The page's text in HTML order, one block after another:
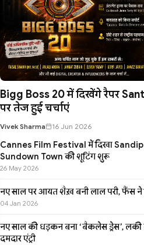
Bigg Boss 20 में दिखेंगे रैपर
पर तेज हुई चर्चाएं
Vivek Sharma 16 Jun 2026
Cannes Film Festival में दिखा
Sundown Town की शूटिंग शुरू
26 May 2026
नए साल पर आयत शैख़ बनी लाल परी, फैंस
04 Jan 2026
नए साल की धड़कन बना ‘बैकलेस ड्रेस’, लकी
दमदार एंट्री